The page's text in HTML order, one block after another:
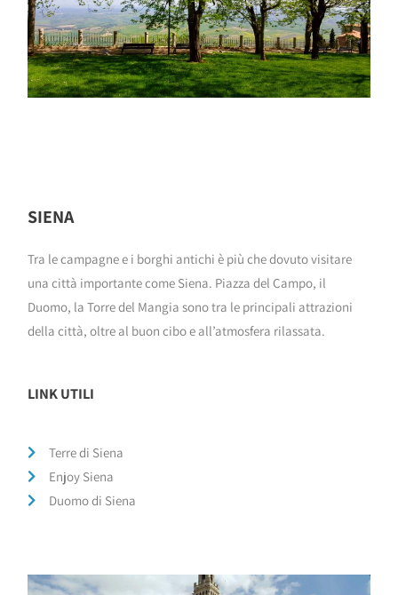
SIENA
Tra le campagne e i borghi antichi è più che dovuto visitare
una città importante come Siena. Piazza del Campo, il
Duomo, la Torre del Mangia sono tra le principali attrazioni
della città, oltre al buon cibo e all’atmosfera rilassata.
LINK UTILI
Terre di Siena
Enjoy Siena
Duomo di Siena